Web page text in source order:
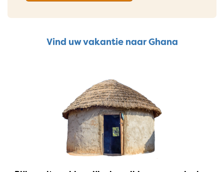
Vind uw vakantie naar Ghana